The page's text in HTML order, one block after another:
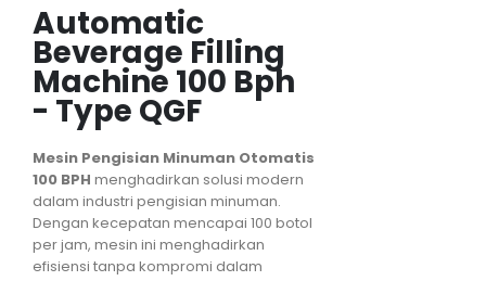
Automatic
Beverage Filling
Machine 100 Bph
- Type QGF
Mesin Pengisian Minuman Otomatis
100 BPH menghadirkan solusi modern
dalam industri pengisian minuman.
Dengan kecepatan mencapai 100 botol
per jam, mesin ini menghadirkan
efisiensi tanpa kompromi dalam